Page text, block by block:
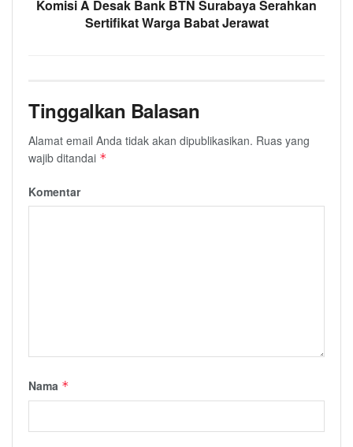
Komisi A Desak Bank BTN Surabaya Serahkan
Sertifikat Warga Babat Jerawat
Tinggalkan Balasan
Alamat email Anda tidak akan dipublikasikan. Ruas yang
wajib ditandai *
Komentar
Nama *